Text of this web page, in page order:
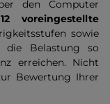
den Computer
12 voreingestellte
sowie
die Belastung so
erreichen. Nicht
Bewertung Ihrer